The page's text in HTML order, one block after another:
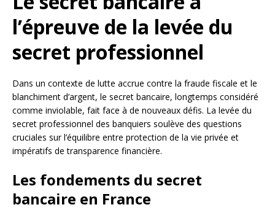
l’épreuve de la levée du
secret professionnel
Dans un contexte de lutte accrue contre la fraude fiscale et le
blanchiment d’argent, le secret bancaire, longtemps considéré
comme inviolable, fait face à de nouveaux défis. La levée du
secret professionnel des banquiers soulève des questions
cruciales sur l’équilibre entre protection de la vie privée et
impératifs de transparence financière.
Les fondements du secret
bancaire en France